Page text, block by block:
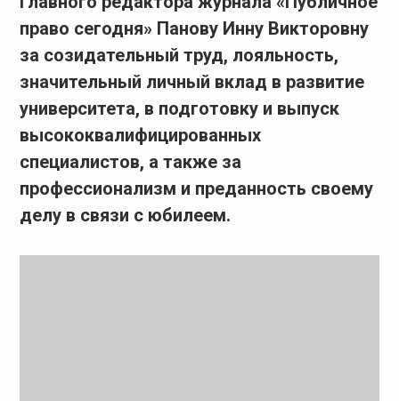
право сегодня» Панову Инну Викторовну
за созидательный труд, лояльность,
значительный личный вклад в развитие
университета, в подготовку и выпуск
высококвалифицированных
специалистов, а также за
профессионализм и преданность своему
делу в связи с юбилеем.